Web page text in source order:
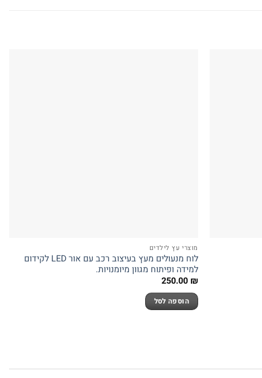
מוצרי עץ לילדים
לוח מנעולים מעץ בעיצוב רכב עם אור LED לקידום
למידה ופיתוח מגוון מיומנויות.
250.00 ₪
הוספה לסל